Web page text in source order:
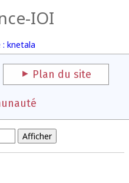
IOI
: knetala
Plan du site